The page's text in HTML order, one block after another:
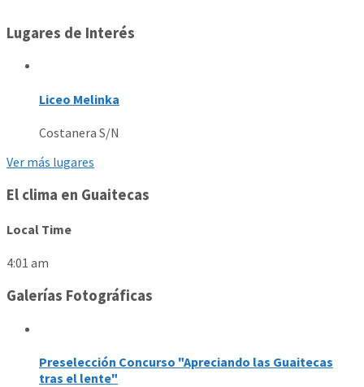
Lugares de Interés
Liceo Melinka
Costanera S/N
Ver más lugares
El clima en Guaitecas
Local Time
4:01 am
Galerías Fotográficas
Preselección Concurso "Apreciando las Guaitecas
tras el lente"